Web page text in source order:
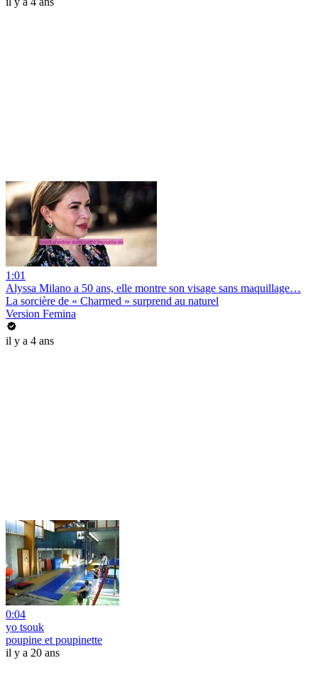
1:01
Alyssa Milano a 50 ans, elle montre son visage sans maquillage…
La sorcière de « Charmed » surprend au naturel
Version Femina
il y a 4 ans
0:04
yo tsouk
poupine et poupinette
il y a 20 ans